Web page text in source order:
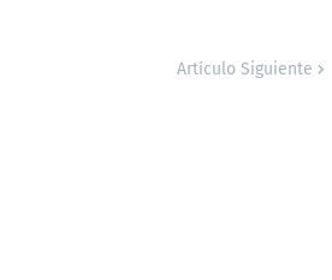
Artículo Siguiente